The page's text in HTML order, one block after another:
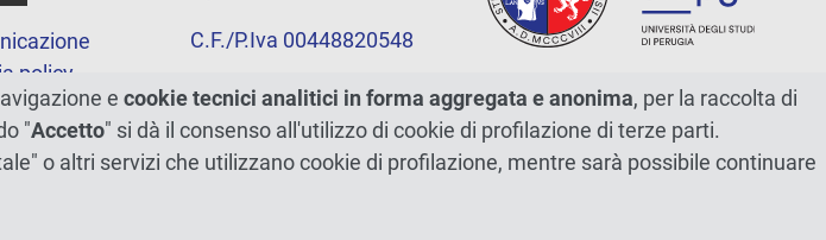
policy
e shop
C.F./P.Iva 00448820548
e cookie tecnici analitici in forma aggregata e anonima, per la raccolta di
"Accetto" si dà il consenso all'utilizzo di cookie di profilazione di terze parti.
o altri servizi che utilizzano cookie di profilazione, mentre sarà possibile continuare